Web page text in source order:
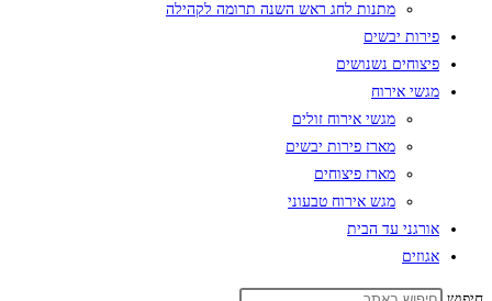
מתנות לחג ראש השנה תרומה לקהילה
פירות יבשים
פיצוחים נשנושים
מגשי אירוח
מגשי אירוח זולים
מארז פירות יבשים
מארז פיצוחים
מגש אירוח טבעוני
אורגני עד הבית
אגוזים